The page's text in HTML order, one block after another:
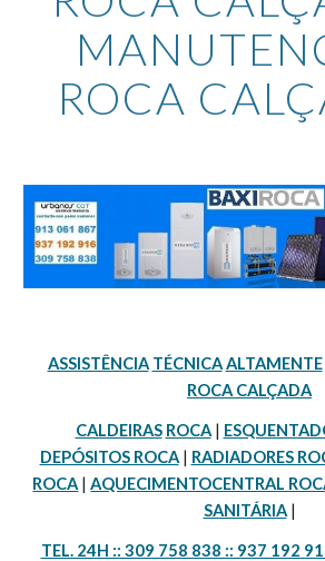
ROCA
ASSISTÊNCIA TÉCNICA ALTAMENTE
ROCA CALÇADA
CALDEIRAS ROCA |
DEPÓSITOS ROCA | RADIADORES
ROCA | AQUECIMENTOCENTRAL
SANITÁRIA |
TEL. 24H :: 309 758 838 :: 937 192